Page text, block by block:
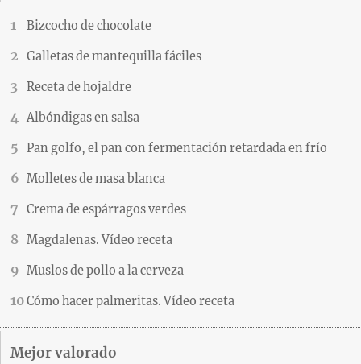
Bizcocho de chocolate
Galletas de mantequilla fáciles
Receta de hojaldre
Albóndigas en salsa
Pan golfo, el pan con fermentación retardada en frío
Molletes de masa blanca
Crema de espárragos verdes
Magdalenas. Vídeo receta
Muslos de pollo a la cerveza
Cómo hacer palmeritas. Vídeo receta
Mejor valorado